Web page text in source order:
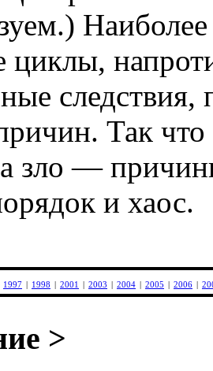
циклы,
Так что
зло —
и хаос.
1997 1998 2001 2003 2004 2005 2006
>